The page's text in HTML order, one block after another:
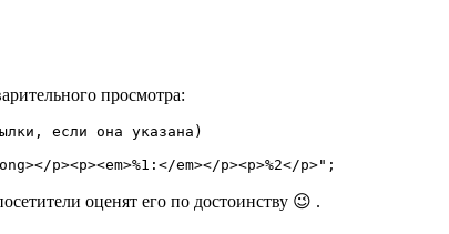
просмотра:
если она указана)
p><p><em>%1:</em></p><p>%2</p>";
оценят его по достоинству 😉 .